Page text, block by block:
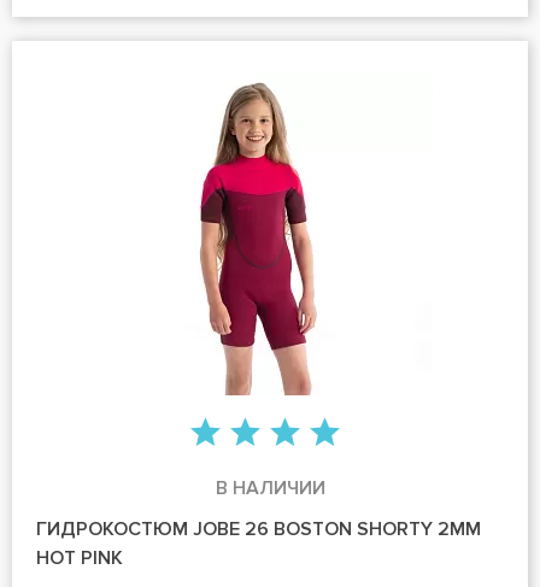
В НАЛИЧИИ
ГИДРОКОСТЮМ JOBE 26 BOSTON SHORTY 2MM
HOT PINK